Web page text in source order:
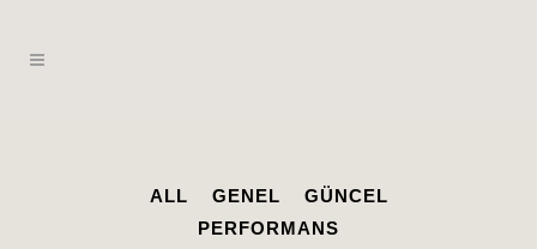
ALL GENEL
GÜNCEL
PERFORMANS